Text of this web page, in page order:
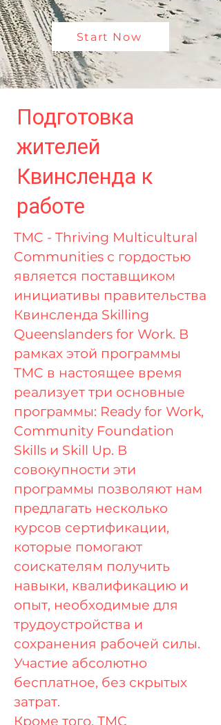
Start Now
Подготовка
жителей
Квинсленда к
работе
TMC - Thriving Multicultural
Communities с гордостью
является поставщиком
инициативы правительства
Квинсленда Skilling
Queenslanders for Work. В
рамках этой программы
TMC в настоящее время
реализует три основные
программы: Ready for Work,
Community Foundation
Skills и Skill Up. В
совокупности эти
программы позволяют нам
предлагать несколько
курсов сертификации,
которые помогают
соискателям получить
навыки, квалификацию и
опыт, необходимые для
трудоустройства и
сохранения рабочей силы.
Участие абсолютно
бесплатное, без скрытых
затрат.
Кроме того, TMC